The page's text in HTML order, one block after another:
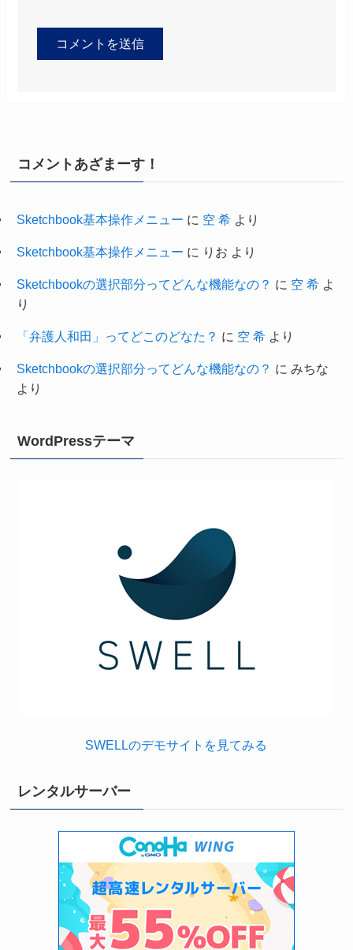
コメントあざまーす！
Sketchbook基本操作メニュー に 空 希 より
Sketchbook基本操作メニュー に りお より
Sketchbookの選択部分ってどんな機能なの？ に 空 希 よ
り
「弁護人和田」ってどこのどなた？ に 空 希 より
Sketchbookの選択部分ってどんな機能なの？ にみちな
より
WordPressテーマ
SWELLのデモサイトを見てみる
レンタルサーバー